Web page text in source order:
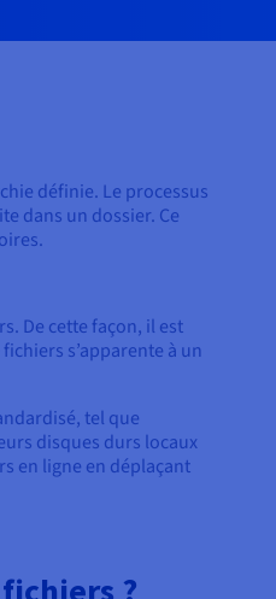
définie. Le processus
dans un dossier. Ce
De cette façon, il est
s’apparente à un
tel que
disques durs locaux
en ligne en déplaçant
?